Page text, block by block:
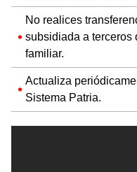
No realices
subsidiada a terceros
familiar.
Actualiza
Sistema Patria.